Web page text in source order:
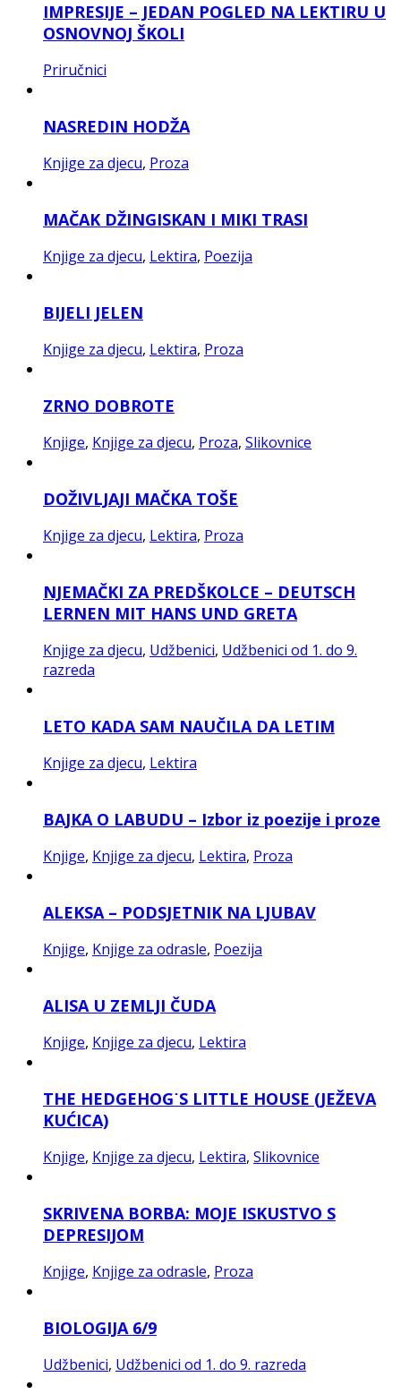
IMPRESIJE – JEDAN POGLED NA LEKTIRU U
OSNOVNOJ ŠKOLI
Priručnici
NASREDIN HODŽA
Knjige za djecu, Proza
MAČAK DŽINGISKAN I MIKI TRASI
Knjige za djecu, Lektira, Poezija
BIJELI JELEN
Knjige za djecu, Lektira, Proza
ZRNO DOBROTE
Knjige, Knjige za djecu, Proza, Slikovnice
DOŽIVLJAJI MAČKA TOŠE
Knjige za djecu, Lektira, Proza
NJEMAČKI ZA PREDŠKOLCE – DEUTSCH
LERNEN MIT HANS UND GRETA
Knjige za djecu, Udžbenici, Udžbenici od 1. do 9.
razreda
LETO KADA SAM NAUČILA DA LETIM
Knjige za djecu, Lektira
BAJKA O LABUDU – Izbor iz poezije i proze
Knjige, Knjige za djecu, Lektira, Proza
ALEKSA – PODSJETNIK NA LJUBAV
Knjige, Knjige za odrasle, Poezija
ALISA U ZEMLJI ČUDA
Knjige, Knjige za djecu, Lektira
THE HEDGEHOG˙S LITTLE HOUSE (JEŽEVA
KUĆICA)
Knjige, Knjige za djecu, Lektira, Slikovnice
SKRIVENA BORBA: MOJE ISKUSTVO S
DEPRESIJOM
Knjige, Knjige za odrasle, Proza
BIOLOGIJA 6/9
Udžbenici, Udžbenici od 1. do 9. razreda